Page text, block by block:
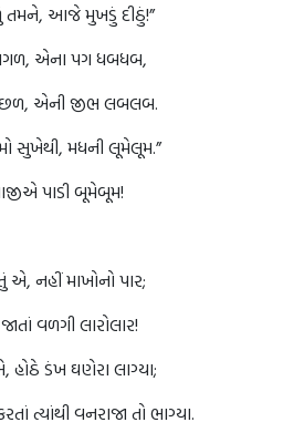
તમને, આજે મુખડું દીઠું!”
એના પગ ધબધબ,
એની જીભ લબલબ.
સુખેથી, મધની લૂમેલૂમ.”
પાડી બૂમેબૂમ!
નહીં માખોનો પાર;
વળગી લારોલાર!
ડંખ ઘણેરા લાગ્યા;
ત્યાંથી વનરાજા તો ભાગ્યા.